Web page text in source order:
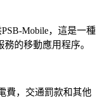
Mobile，這是一種
務的移動應用程序。
費，交通罰款和其他